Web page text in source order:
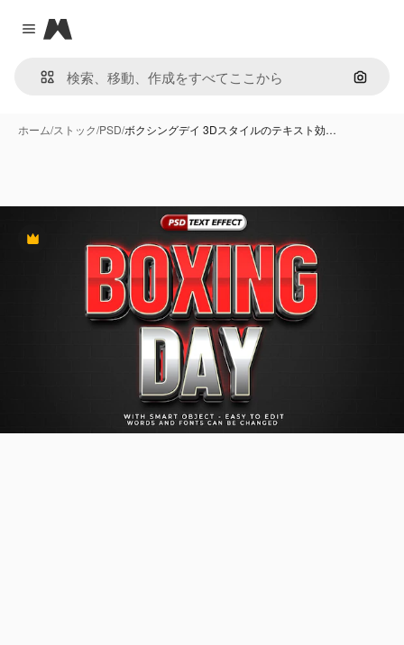
Close menu
Magnific
画像で
ホーム/ストック/PSD/ボクシングデイ 3Dスタイルのテキスト効…
Premium